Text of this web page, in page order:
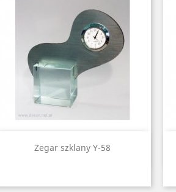
Zegar szklany Y-58
Quick view